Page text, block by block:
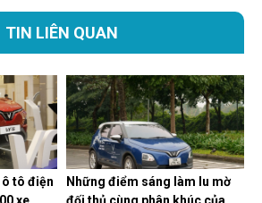
TIN LIÊN QUAN
ô tô điện
xe
Những điểm sáng làm lu mờ
đối thủ cùng phân khúc của